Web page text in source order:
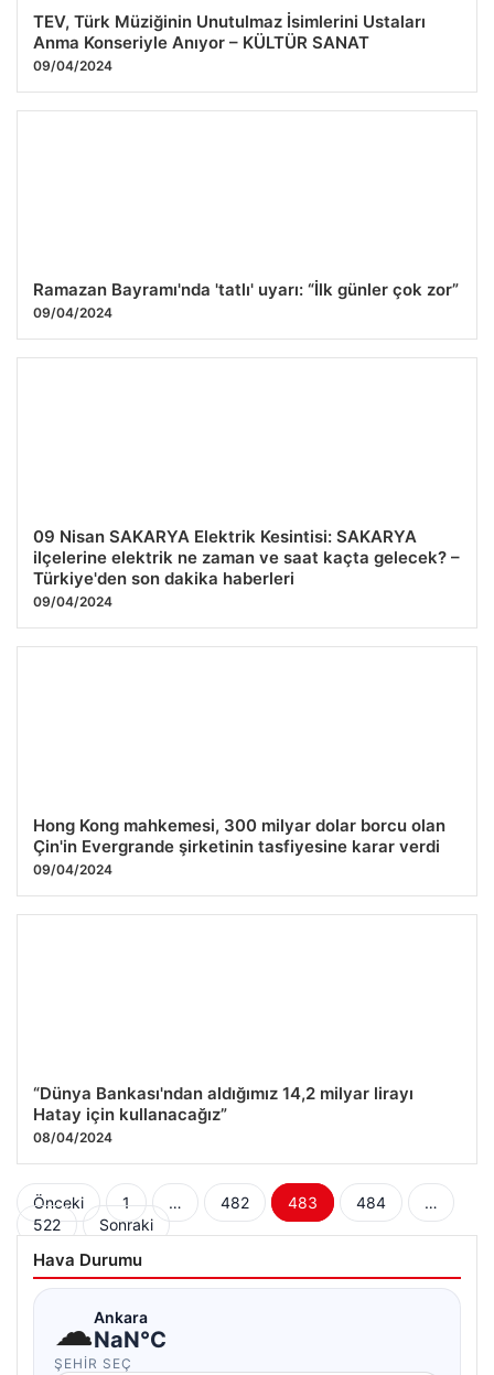
TEV, Türk Müziğinin Unutulmaz İsimlerini Ustaları
Anma Konseriyle Anıyor – KÜLTÜR SANAT
09/04/2024
Ramazan Bayramı'nda 'tatlı' uyarı: “İlk günler çok zor”
09/04/2024
09 Nisan SAKARYA Elektrik Kesintisi: SAKARYA
ilçelerine elektrik ne zaman ve saat kaçta gelecek? –
Türkiye'den son dakika haberleri
09/04/2024
Hong Kong mahkemesi, 300 milyar dolar borcu olan
Çin'in Evergrande şirketinin tasfiyesine karar verdi
09/04/2024
“Dünya Bankası'ndan aldığımız 14,2 milyar lirayı
Hatay için kullanacağız”
08/04/2024
Yazı
sayfalaması
Önceki 1 … 482 483 484
…
522
Sonraki
Hava Durumu
☁Ankara
NaN°C
ŞEHIR SEÇ